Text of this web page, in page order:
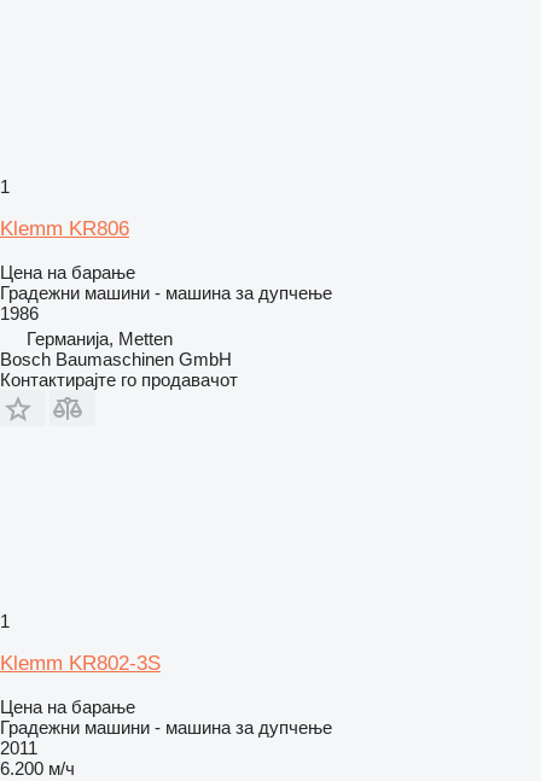
1
Klemm KR806
Цена на барање
Градежни машини - машина за дупчење
1986
Германија, Metten
Bosch Baumaschinen GmbH
Контактирајте го продавачот
1
Klemm KR802-3S
Цена на барање
Градежни машини - машина за дупчење
2011
6.200 м/ч